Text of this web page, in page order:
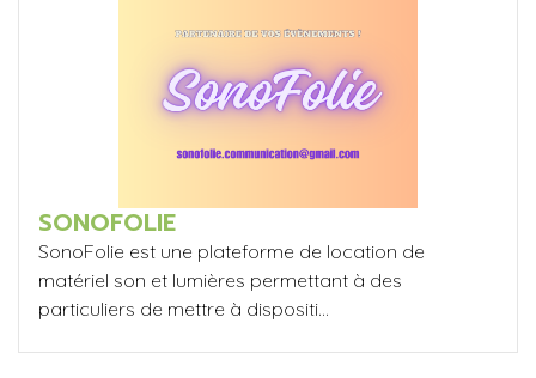
SONOFOLIE
SonoFolie est une plateforme de location de
matériel son et lumières permettant à des
particuliers de mettre à dispositi...